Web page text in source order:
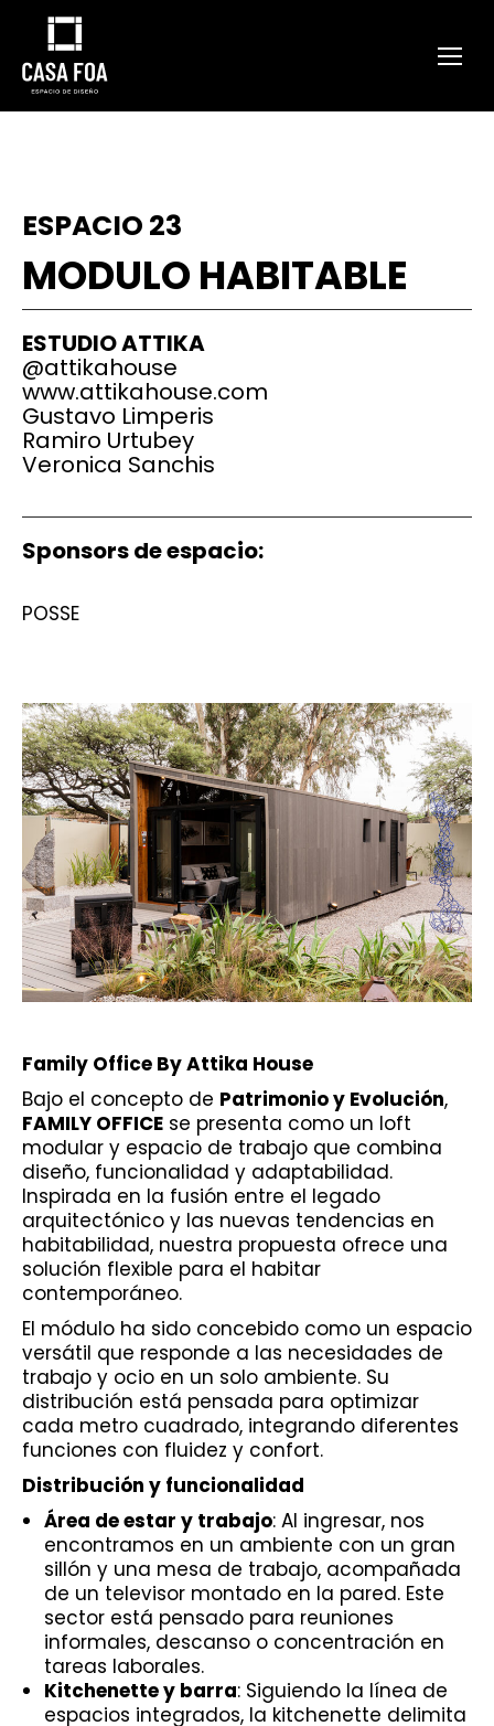
ESPACIO 23
MODULO HABITABLE
ESTUDIO ATTIKA
@attikahouse
www.attikahouse.com
Gustavo Limperis
Ramiro Urtubey
Veronica Sanchis
Sponsors de espacio:
POSSE
Family Office By Attika House
Bajo el concepto de Patrimonio y Evolución,
FAMILY OFFICE se presenta como un loft
modular y espacio de trabajo que combina
diseño, funcionalidad y adaptabilidad.
Inspirada en la fusión entre el legado
arquitectónico y las nuevas tendencias en
habitabilidad, nuestra propuesta ofrece una
solución flexible para el habitar
contemporáneo.
El módulo ha sido concebido como un espacio
versátil que responde a las necesidades de
trabajo y ocio en un solo ambiente. Su
distribución está pensada para optimizar
cada metro cuadrado, integrando diferentes
funciones con fluidez y confort.
Distribución y funcionalidad
Área de estar y trabajo: Al ingresar, nos
encontramos en un ambiente con un gran
sillón y una mesa de trabajo, acompañada
de un televisor montado en la pared. Este
sector está pensado para reuniones
informales, descanso o concentración en
tareas laborales.
Kitchenette y barra: Siguiendo la línea de
espacios integrados, la kitchenette delimita